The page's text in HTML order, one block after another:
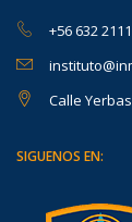
+56 632
Calle
SIGUENOS EN: